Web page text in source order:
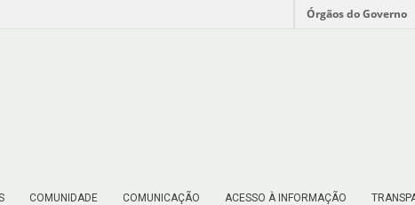
Órgãos do Governo
COMUNIDADE COMUNICAÇÃO ACESSO À INFORMAÇÃO